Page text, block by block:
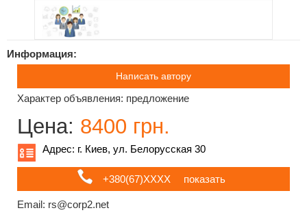
Информация:
Написать автору
Характер объявления: предложение
Цена: 8400 грн.
Адрес: г. Киев, ул. Белорусская 30
+380(67)ХХХХ показать
Email: rs@corp2.net